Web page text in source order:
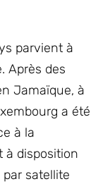
parvient à
Après des
Jamaïque, à
a été
à la
à disposition
satellite